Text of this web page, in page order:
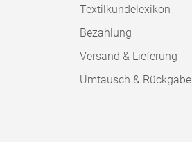
Textilkundelexikon
Bezahlung
Versand & Lieferung
Umtausch & Rückgabe